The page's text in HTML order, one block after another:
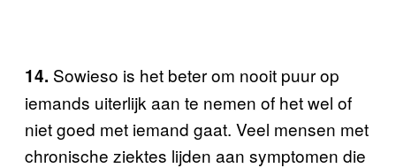
14. Sowieso is het beter om nooit puur op
iemands uiterlijk aan te nemen of het wel of
niet goed met iemand gaat. Veel mensen met
chronische ziektes lijden aan symptomen die